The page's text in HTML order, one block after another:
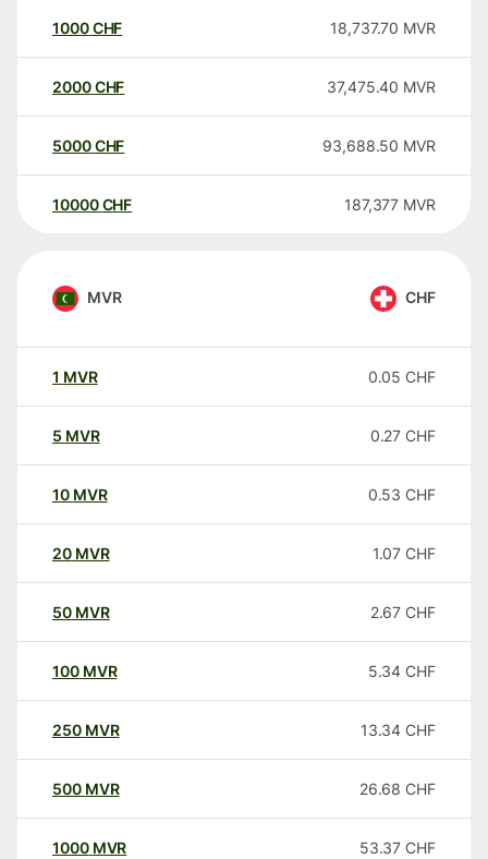
1000CHF 18,737.70 MVR
2000CHF 37,475.40 MVR
5000CHF 93,688.50 MVR
10000 CHF 187,377 MVR
MVR CHF
1 MVR 0.05 CHF
5 MVR 0.27 CHF
10 MVR 0.53 CHF
20 MVR 1.07 CHF
50 MVR 2.67 CHF
100 MVR 5.34 CHF
250 MVR 13.34 CHF
500 MVR 26.68 CHF
1000 MVR 53.37 CHF